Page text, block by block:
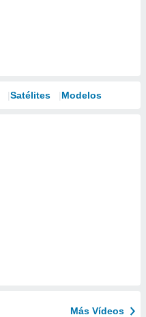
Satélites Modelos
Más Vídeos